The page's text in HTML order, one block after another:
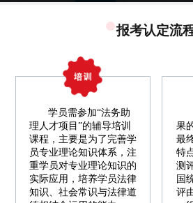
报考认定流
学员需参加“法务助
理人才项目”的辅导培训
课程，主要是为了完善学
员专业理论知识体系，注
重学员对专业理论知识的
实际应用，培养学员法律
知识、社会常识与法律道
果
最
特
测
国
评